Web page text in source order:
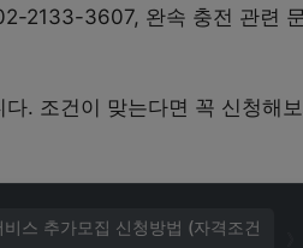
2133-3607, 완속 충전 관련
. 조건이 맞는다면 꼭 신청해
스 추가모집 신청방법 (자격조건